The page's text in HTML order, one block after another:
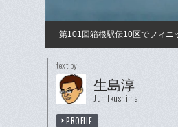
第101回箱根駅伝10区でフィニ
text by
生島淳
Jun Ikushima
PROFILE